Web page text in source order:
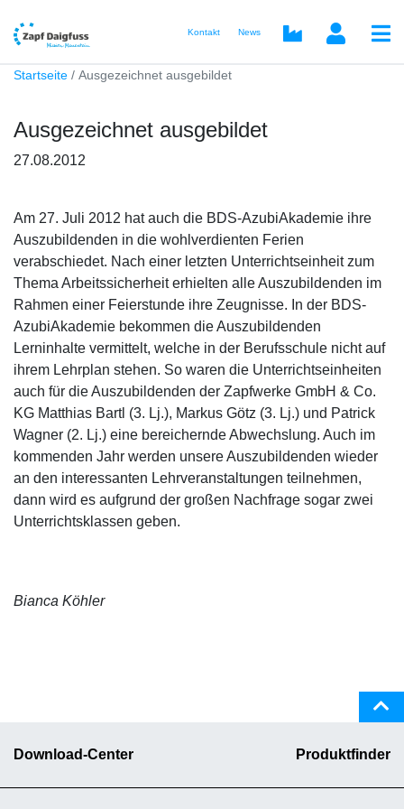
Kontakt News
Startseite Ausgezeichnet ausgebildet
Ausgezeichnet ausgebildet
27.08.2012
Am 27. Juli 2012 hat auch die BDS-AzubiAkademie ihre
Auszubildenden in die wohlverdienten Ferien
verabschiedet. Nach einer letzten Unterrichtseinheit zum
Thema Arbeitssicherheit erhielten alle Auszubildenden im
Rahmen einer Feierstunde ihre Zeugnisse. In der BDS-
AzubiAkademie bekommen die Auszubildenden
Lerninhalte vermittelt, welche in der Berufsschule nicht auf
ihrem Lehrplan stehen. So waren die Unterrichtseinheiten
auch für die Auszubildenden der Zapfwerke GmbH & Co.
KG Matthias Bartl (3. Lj.), Markus Götz (3. Lj.) und Patrick
Wagner (2. Lj.) eine bereichernde Abwechslung. Auch im
kommenden Jahr werden unsere Auszubildenden wieder
an den interessanten Lehrveranstaltungen teilnehmen,
dann wird es aufgrund der großen Nachfrage sogar zwei
Unterrichtsklassen geben.
Bianca Köhler
Download-Center Produktfinder